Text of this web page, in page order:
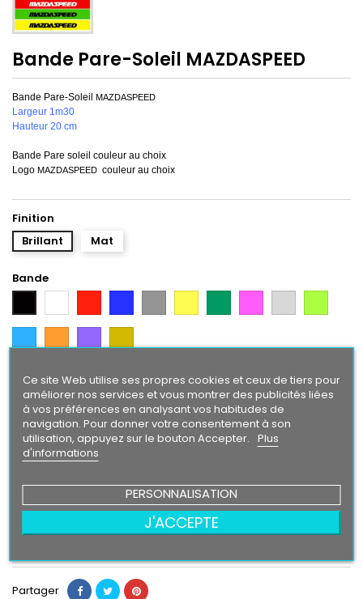
Bande Pare-Soleil MAZDASPEED
Bande Pare-Soleil MAZDASPEED
Largeur 1m30
Hauteur 20 cm
Bande Pare soleil couleur au choix
Logo MAZDASPEED couleur au choix
Finition
Brillant
Mat
Bande
ArgentCitron
Intense
Texte/ Logo
Noir
Blanc RougeBleu Gris JauneVert Rose Gris
Argent
Vert
Bleu
Intense
OrangeVioletGold
24,90 €
Quantité  Ajouter au panier
Partager
Ce site Web utilise ses propres cookies et ceux de tiers pour
améliorer nos services et vous montrer des publicités liées
à vos préférences en analysant vos habitudes de
navigation. Pour donner votre consentement à son
utilisation, appuyez sur le bouton Accepter. Plus
d'informations
PERSONNALISATION
J'ACCEPTE